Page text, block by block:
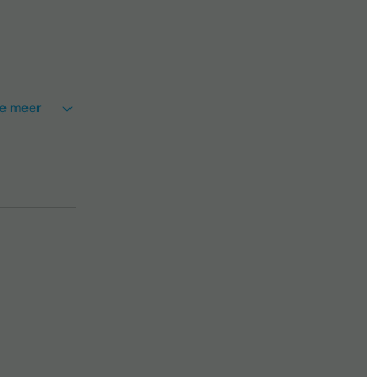
meer